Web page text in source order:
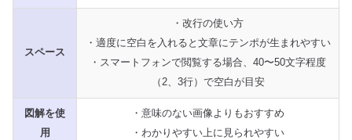
スペース
・改行の使い方
・適度に空白を入れると文章にテンポが生まれやすい
・スマートフォンで閲覧する場合、40〜50文字程度
（2、3行）で空白が目安
図解を使
用
・意味のない画像よりもおすすめ
・わかりやすい上に見られやすい